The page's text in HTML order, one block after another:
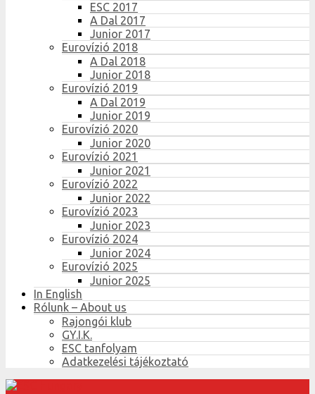
ESC 2017
A Dal 2017
Junior 2017
Eurovízió 2018
A Dal 2018
Junior 2018
Eurovízió 2019
A Dal 2019
Junior 2019
Eurovízió 2020
Junior 2020
Eurovízió 2021
Junior 2021
Eurovízió 2022
Junior 2022
Eurovízió 2023
Junior 2023
Eurovízió 2024
Junior 2024
Eurovízió 2025
Junior 2025
In English
Rólunk – About us
Rajongói klub
GY.I.K.
ESC tanfolyam
Adatkezelési tájékoztató